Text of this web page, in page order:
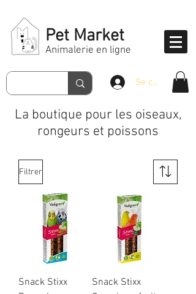
Pet Market
Animalerie en ligne
Se connecter
La boutique pour les oiseaux,
rongeurs et poissons
Filtrer
Snack Stixx
Snack Stixx